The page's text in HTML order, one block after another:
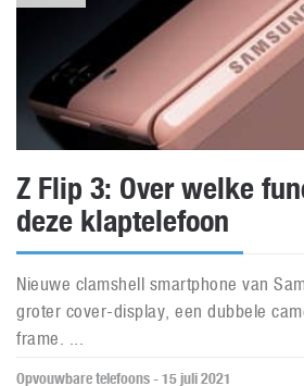
Z Flip 3: Over welke
deze klaptelefoon
Nieuwe clamshell smartphone van
groter cover-display, een dubbele
frame. ...
Opvouwbare telefoons - 15 juli 2021